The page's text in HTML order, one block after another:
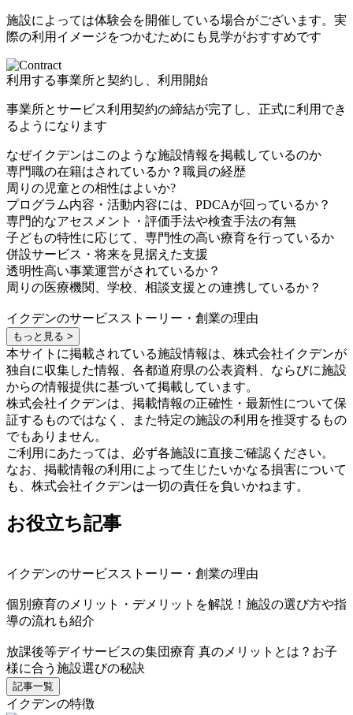
施設によっては体験会を開催している場合がございます。実
際の利用イメージをつかむためにも見学がおすすめです
利用する事業所と契約し、利用開始
事業所とサービス利用契約の締結が完了し、正式に利用でき
るようになります
なぜイクデンはこのような施設情報を掲載しているのか
専門職の在籍はされているか？職員の経歴
周りの児童との相性はよいか?
プログラム内容・活動内容には、PDCAが回っているか？
専門的なアセスメント・評価手法や検査手法の有無
子どもの特性に応じて、専門性の高い療育を行っているか
併設サービス・将来を見据えた支援
透明性高い事業運営がされているか？
周りの医療機関、学校、相談支援との連携しているか？
イクデンのサービスストーリー・創業の理由
もっと見る >
本サイトに掲載されている施設情報は、株式会社イクデンが
独自に収集した情報、各都道府県の公表資料、ならびに施設
からの情報提供に基づいて掲載しています。
株式会社イクデンは、掲載情報の正確性・最新性について保
証するものではなく、また特定の施設の利用を推奨するもの
でもありません。
ご利用にあたっては、必ず各施設に直接ご確認ください。
なお、掲載情報の利用によって生じたいかなる損害について
も、株式会社イクデンは一切の責任を負いかねます。
お役立ち記事
イクデンのサービスストーリー・創業の理由
個別療育のメリット・デメリットを解説！施設の選び方や指
導の流れも紹介
放課後等デイサービスの集団療育 真のメリットとは？お子
様に合う施設選びの秘訣
記事一覧
イクデンの特徴